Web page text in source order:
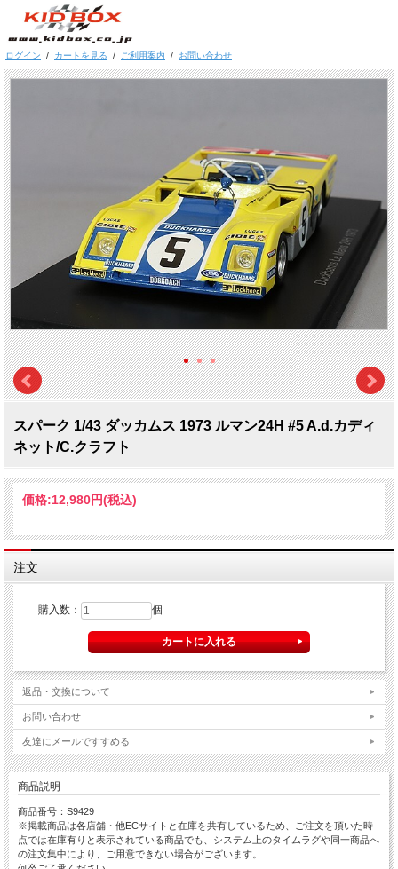
ログイン / カートを見る / ご利用案内 / お問い合わせ
スパーク 1/43 ダッカムス 1973 ルマン24H #5 A.d.カディ
ネット/C.クラフト
価格:12,980円(税込)
注文
購入数： 個
返品・交換について
お問い合わせ
友達にメールですすめる
商品説明
商品番号：S9429
※掲載商品は各店舗・他ECサイトと在庫を共有しているため、ご注文を頂いた時
点では在庫有りと表示されている商品でも、システム上のタイムラグや同一商品へ
の注文集中により、ご用意できない場合がございます。